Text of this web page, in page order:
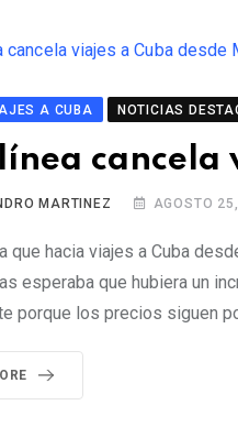
A CUBA NOTICIAS
cancela
MARTINEZ AGOSTO
que hacia viajes a Cuba
esperaba que hubiera un
porque los precios siguen